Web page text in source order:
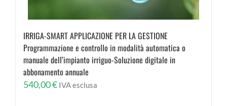
IRRIGA-SMART APPLICAZIONE PER LA GESTIONE
Programmazione e controllo in modalità automatica o
manuale dell’impianto irriguo-Soluzione digitale in
abbonamento annuale
540,00€ IVA esclusa